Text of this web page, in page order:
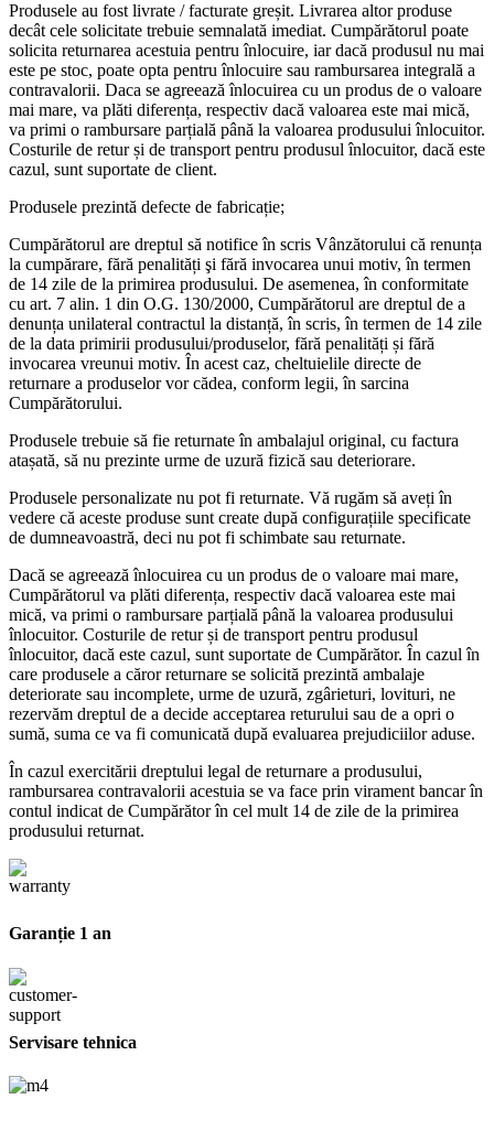
Produsele au fost livrate / facturate greșit. Livrarea altor produse
decât cele solicitate trebuie semnalată imediat. Cumpărătorul poate
solicita returnarea acestuia pentru înlocuire, iar dacă produsul nu mai
este pe stoc, poate opta pentru înlocuire sau rambursarea integrală a
contravalorii. Daca se agreează înlocuirea cu un produs de o valoare
mai mare, va plăti diferența, respectiv dacă valoarea este mai mică,
va primi o rambursare parțială până la valoarea produsului înlocuitor.
Costurile de retur și de transport pentru produsul înlocuitor, dacă este
cazul, sunt suportate de client.
Produsele prezintă defecte de fabricație;
Cumpărătorul are dreptul să notifice în scris Vânzătorului că renunța
la cumpărare, fără penalități şi fără invocarea unui motiv, în termen
de 14 zile de la primirea produsului. De asemenea, în conformitate
cu art. 7 alin. 1 din O.G. 130/2000, Cumpărătorul are dreptul de a
denunța unilateral contractul la distanță, în scris, în termen de 14 zile
de la data primirii produsului/produselor, fără penalități și fără
invocarea vreunui motiv. În acest caz, cheltuielile directe de
returnare a produselor vor cădea, conform legii, în sarcina
Cumpărătorului.
Produsele trebuie să fie returnate în ambalajul original, cu factura
atașată, să nu prezinte urme de uzură fizică sau deteriorare.
Produsele personalizate nu pot fi returnate. Vă rugăm să aveți în
vedere că aceste produse sunt create după configurațiile specificate
de dumneavoastră, deci nu pot fi schimbate sau returnate.
Dacă se agreează înlocuirea cu un produs de o valoare mai mare,
Cumpărătorul va plăti diferența, respectiv dacă valoarea este mai
mică, va primi o rambursare parțială până la valoarea produsului
înlocuitor. Costurile de retur și de transport pentru produsul
înlocuitor, dacă este cazul, sunt suportate de Cumpărător. În cazul în
care produsele a căror returnare se solicită prezintă ambalaje
deteriorate sau incomplete, urme de uzură, zgârieturi, lovituri, ne
rezervăm dreptul de a decide acceptarea returului sau de a opri o
sumă, suma ce va fi comunicată după evaluarea prejudiciilor aduse.
În cazul exercitării dreptului legal de returnare a produsului,
rambursarea contravalorii acestuia se va face prin virament bancar în
contul indicat de Cumpărător în cel mult 14 de zile de la primirea
produsului returnat.
Garanție 1 an
Servisare tehnica